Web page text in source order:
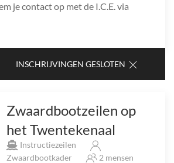
je contact op met de I.C.E. via
INSCHRIJVINGEN GESLOTEN
Zwaardbootzeilen op
het Twentekenaal
Instructiezeilen
Zwaardbootkader
2 mensen